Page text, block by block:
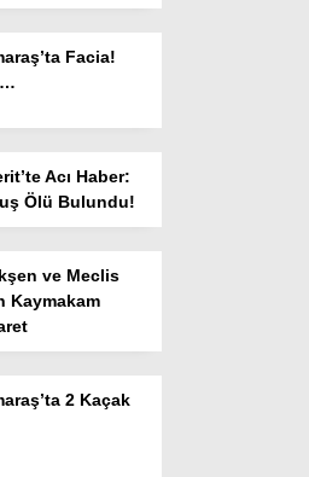
Facia!
Acı Haber:
Ölü Bulundu!
ve Meclis
Kaymakam
2 Kaçak